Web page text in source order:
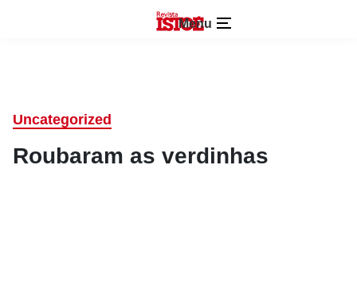
Menu
Uncategorized
Roubaram as verdinhas